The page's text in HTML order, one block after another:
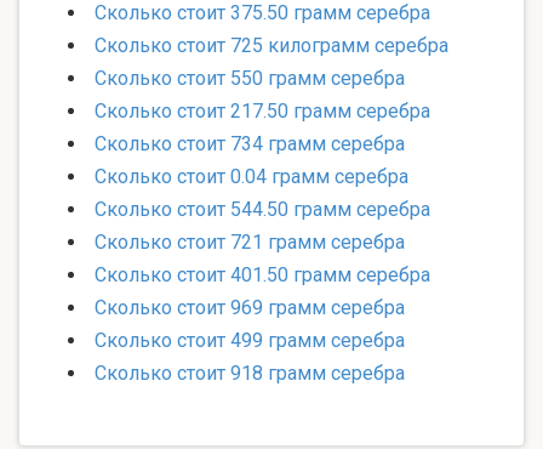
Сколько стоит 375.50 грамм серебра
Сколько стоит 725 килограмм серебра
Сколько стоит 550 грамм серебра
Сколько стоит 217.50 грамм серебра
Сколько стоит 734 грамм серебра
Сколько стоит 0.04 грамм серебра
Сколько стоит 544.50 грамм серебра
Сколько стоит 721 грамм серебра
Сколько стоит 401.50 грамм серебра
Сколько стоит 969 грамм серебра
Сколько стоит 499 грамм серебра
Сколько стоит 918 грамм серебра